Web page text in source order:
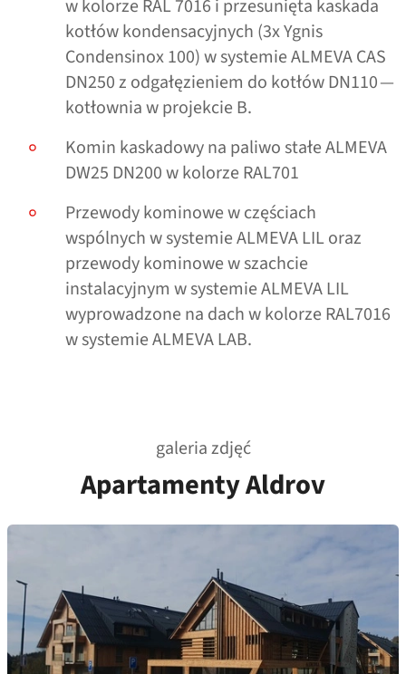
w kolorze RAL 7016 i przesunięta kaskada
kotłów kondensacyjnych (3x Ygnis
Condensinox 100) w systemie ALMEVA CAS
DN250 z odgałęzieniem do kotłów DN110 —
kotłownia w projekcie B.
Komin kaskadowy na paliwo stałe ALMEVA
DW25 DN200 w kolorze RAL701
Przewody kominowe w częściach
wspólnych w systemie ALMEVA LIL oraz
przewody kominowe w szachcie
instalacyjnym w systemie ALMEVA LIL
wyprowadzone na dach w kolorze RAL7016
w systemie ALMEVA LAB.
galeria zdjęć
Apartamenty Aldrov